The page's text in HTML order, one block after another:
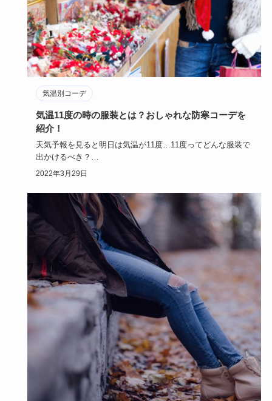
気温別コーデ
気温11度の時の服装とは？おしゃれな防寒コーデを
紹介！
天気予報を見ると明日は気温が11度…11度ってどんな服装で
出かけるべき？
寒い時期でも服装のオシャレも楽しみたい年頃の皆…
2022年3月29日